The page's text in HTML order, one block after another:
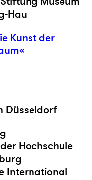
Hau
Kunst der
Düsseldorf
Hochschule
International